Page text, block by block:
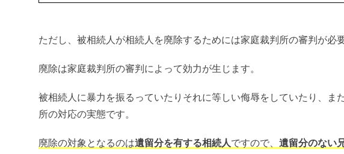
ただし、被相続人が相続人を廃除するためには家庭裁判所の審判が必
廃除は家庭裁判所の審判によって効力が生じます。
被相続人に暴力を振るっていたりそれに等しい侮辱をしていたり、
所の対応の実態です。
廃除の対象となるのは遺留分を有する相続人ですので、 遺留分のない